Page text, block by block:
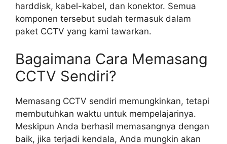
harddisk, kabel-kabel, dan konektor. Semua
komponen tersebut sudah termasuk dalam
paket CCTV yang kami tawarkan.
Bagaimana Cara Memasang
CCTV Sendiri?
Memasang CCTV sendiri memungkinkan, tetapi
membutuhkan waktu untuk mempelajarinya.
Meskipun Anda berhasil memasangnya dengan
baik, jika terjadi kendala, Anda mungkin akan